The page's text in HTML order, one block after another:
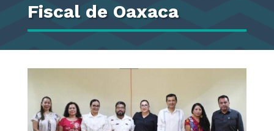
Fiscal de Oaxaca